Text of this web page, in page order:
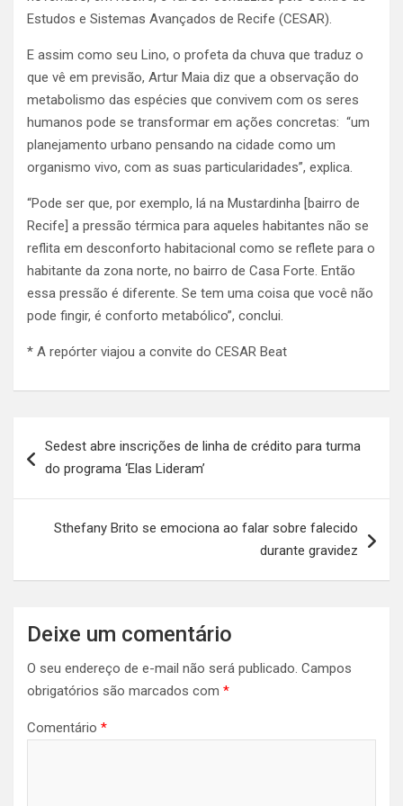
Estudos e Sistemas Avançados de Recife (CESAR).
E assim como seu Lino, o profeta da chuva que traduz o
que vê em previsão, Artur Maia diz que a observação do
metabolismo das espécies que convivem com os seres
humanos pode se transformar em ações concretas: “um
planejamento urbano pensando na cidade como um
organismo vivo, com as suas particularidades”, explica.
“Pode ser que, por exemplo, lá na Mustardinha [bairro de
Recife] a pressão térmica para aqueles habitantes não se
reflita em desconforto habitacional como se reflete para o
habitante da zona norte, no bairro de Casa Forte. Então
essa pressão é diferente. Se tem uma coisa que você não
pode fingir, é conforto metabólico”, conclui.
* A repórter viajou a convite do CESAR Beat
de
Sedest abre inscrições de linha de crédito para turma
do programa ‘Elas Lideram’
Sthefany Brito se emociona ao falar sobre falecido
durante gravidez
Deixe um comentário
O seu endereço de e-mail não será publicado. Campos
obrigatórios são marcados com *
Comentário *